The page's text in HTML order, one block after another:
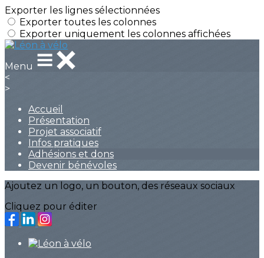
Exporter les lignes sélectionnées
Exporter toutes les colonnes
Exporter uniquement les colonnes affichées
Menu
<
>
Accueil
Présentation
Projet associatif
Infos pratiques
Adhésions et dons
Devenir bénévoles
Ajoutez un logo, un bouton, des réseaux sociaux
Cliquez pour éditer